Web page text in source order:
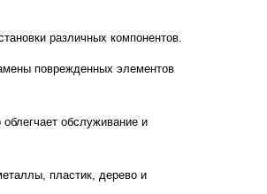
различных компонентов.
поврежденных элементов
обслуживание и
пластик, дерево и